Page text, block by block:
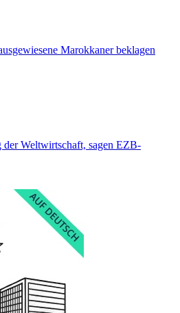
Marokkaner beklagen
Weltwirtschaft, sagen EZB-